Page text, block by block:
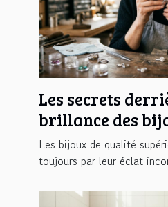
Les secrets
brillance des
qualité
Les bijoux de qualité
toujours par leur éclat